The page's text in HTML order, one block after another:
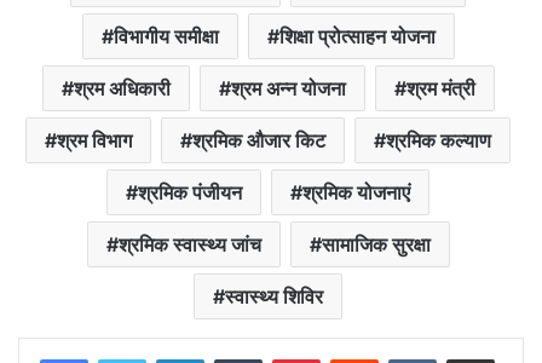
विभागीय समीक्षा शिक्षा प्रोत्साहन योजना
श्रम अधिकारी श्रम अन्न योजना श्रम मंत्री
श्रम विभाग श्रमिक औजार किट श्रमिक कल्याण
श्रमिक पंजीयन श्रमिक योजनाएं
श्रमिक स्वास्थ्य जांच सामाजिक सुरक्षा
स्वास्थ्य शिविर
LinkedInTumblr PinterestReddit VKontakteShare via Email